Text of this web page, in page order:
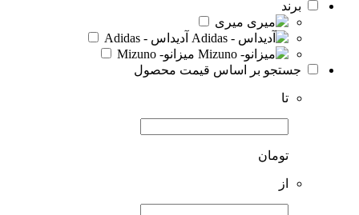
برند
میری
آدیداس - Adidas
میزانو- Mizuno
جستجو بر اساس قیمت محصول
تا
تومان
از